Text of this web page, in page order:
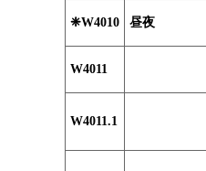
❈W4010 昼夜
W4011
W4011.1